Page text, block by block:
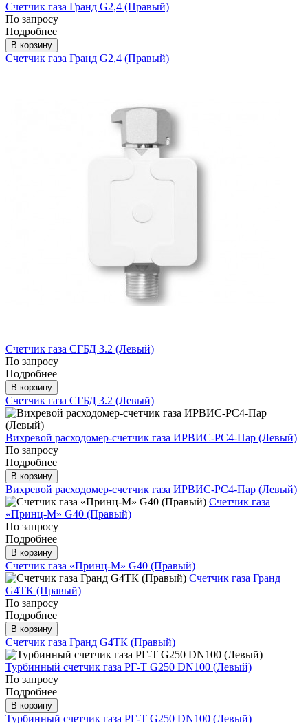
Счетчик газа Гранд G2,4 (Правый)
По запросу
Подробнее
В корзину
Счетчик газа Гранд G2,4 (Правый)
Счетчик газа СГБД 3.2 (Левый)
По запросу
Подробнее
В корзину
Счетчик газа СГБД 3.2 (Левый)
Вихревой расходомер-счетчик газа ИРВИС-РС4-Пар (Левый)
По запросу
Подробнее
В корзину
Вихревой расходомер-счетчик газа ИРВИС-РС4-Пар (Левый)
Счетчик газа
«Принц-М» G40 (Правый)
По запросу
Подробнее
В корзину
Счетчик газа «Принц-М» G40 (Правый)
Счетчик газа Гранд
G4ТК (Правый)
По запросу
Подробнее
В корзину
Счетчик газа Гранд G4ТК (Правый)
Турбинный счетчик газа РГ-Т G250 DN100 (Левый)
По запросу
Подробнее
В корзину
Турбинный счетчик газа РГ-Т G250 DN100 (Левый)